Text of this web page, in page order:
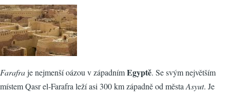
Farafraje nejmenší oázou v západnímEgyptě. Se svým největším
místem Qasr el-Farafra leží asi 300 km západně od města Asyut. Je